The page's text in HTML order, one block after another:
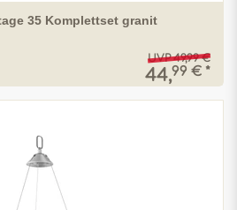
35 Komplettset granit
UVP 49,99 €
44,99 € *